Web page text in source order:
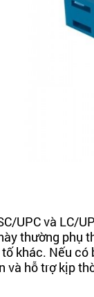
UPC và LC/
thường phụ
khác. Nếu
và hỗ trợ kịp